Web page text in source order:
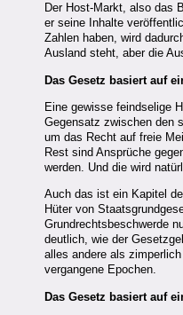
Der Host-Markt, also das
er seine Inhalte
Zahlen haben, wird
Ausland steht, aber die
Das Gesetz basiert auf
Eine gewisse feindselige
Gegensatz zwischen den
um das Recht auf freie
Rest sind Ansprüche
werden. Und die wird
Auch das ist ein Kapitel
Hüter von
Grundrechtsbeschwerde
deutlich, wie der
alles andere als
vergangene Epochen.
Das Gesetz basiert auf